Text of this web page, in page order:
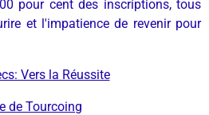
pour cent des inscriptions, tous
et l'impatience de revenir pour
Vers la Réussite
de Tourcoing